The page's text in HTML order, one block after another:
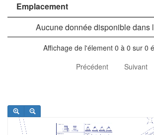
Emplacement
Aucune donnée disponible dans
Affichage de l'élement 0 à 0 sur 0
Précédent
Suivant